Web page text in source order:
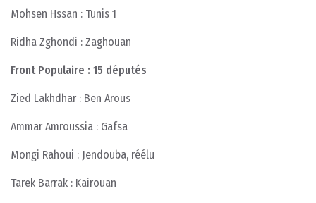
Mohsen Hssan : Tunis 1
Ridha Zghondi : Zaghouan
Front Populaire : 15 députés
Zied Lakhdhar : Ben Arous
Ammar Amroussia : Gafsa
Mongi Rahoui : Jendouba, réélu
Tarek Barrak : Kairouan